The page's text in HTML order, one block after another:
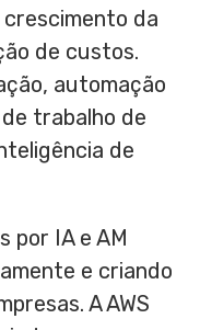
da
de custos.
automação
trabalho de
de
por IA e AM
e criando
A AWS